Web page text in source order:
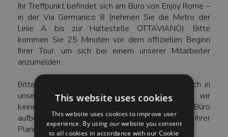
Ihr Treffpunkt befindet sich am Büro von Enjoy Rome –
in der Via Germanico 8 (nehmen Sie die Metro der
Linie A bis zur Haltestelle OTTAVIANO). Bitte
kommen Sie 25 Minuten vor dem offiziellen Beginn
Ihrer Tour, um sich bei einem unserer Mitarbeiter
anzumelden.
Bitte beachten Sie – der Treffpunkt befindet sich in
unserem Büro. Aus Sicherheitsgründen dürfen wir
keine persönlichen Gegenstände in unserem Büro
aufbewahren – bitte berücksichtigen Sie das bei Ihrer
Planung.
This website uses cookies
This website uses cookies to improve user
experience. By using our website you consent
to all cookies in accordance with our Cookie